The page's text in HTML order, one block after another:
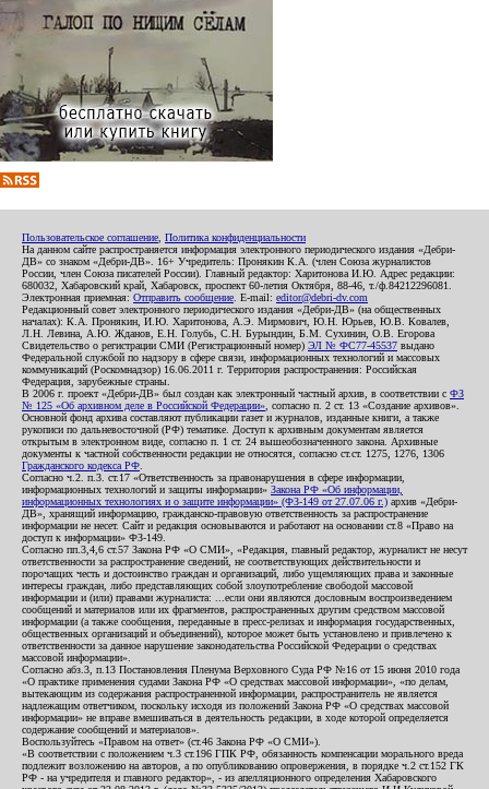
Пользовательское соглашение Политика конфиденциальности
На данном сайте распространяется информация электронного периодического издания «Дебри-
ДВ» со знаком «Дебри-ДВ». 16+ Учредитель: Пронякин К.А. (член Союза журналистов
России, член Союза писателей России). Главный редактор: Харитонова И.Ю. Адрес редакции:
680032, Хабаровский край, Хабаровск, проспект 60-летия Октября, 88-46, т./ф.84212296081.
Электронная приемная: Отправить сообщение . E-mail: editor@debri-dv.com
Редакционный совет электронного периодического издания «Дебри-ДВ» (на общественных
началах): К.А. Пронякин, И.Ю. Харитонова, А.Э. Мирмович, Ю.Н. Юрьев, Ю.В. Ковалев,
Л.Н. Левина, А.Ю. Жданов, Е.Н. Голубь, С.Н. Бурындин, Б.М. Сухинин, О.В. Егорова
Свидетельство о регистрации СМИ (Регистрационный номер) ЭЛ № ФС77-45537 выдано
Федеральной службой по надзору в сфере связи, информационных технологий и массовых
коммуникаций (Роскомнадзор) 16.06.2011 г. Территория распространения: Российская
Федерация, зарубежные страны.
В 2006 г. проект «Дебри-ДВ» был создан как электронный частный архив, в соответствии с ФЗ
№ 125 «Об архивном деле в Российской Федерации» , согласно п. 2 ст. 13 «Создание архивов».
Основной фонд архива составляют публикации газет и журналов, изданные книги, а также
рукописи по дальневосточной (РФ) тематике. Доступ к архивным документам является
открытым в электронном виде, согласно п. 1 ст. 24 вышеобозначенного закона. Архивные
документы к частной собственности редакции не относятся, согласно ст.ст. 1275, 1276, 1306
Гражданского кодекса РФ
Согласно ч.2. п.3. ст.17 «Ответственность за правонарушения в сфере информации,
информационных технологий и защиты информации» Закона РФ «Об информации,
информационных технологиях и о защите информации» (ФЗ-149 от 27.07.06 г.) архив «Дебри-
ДВ», хранящий информацию, гражданско-правовую ответственность за распространение
информации не несет. Сайт и редакция основываются и работают на основании ст.8 «Право на
доступ к информации» ФЗ-149.
Согласно пп.3,4,6 ст.57 Закона РФ «О СМИ», «Редакция, главный редактор, журналист не несут
ответственности за распространение сведений, не соответствующих действительности и
порочащих честь и достоинство граждан и организаций, либо ущемляющих права и законные
интересы граждан, либо представляющих собой злоупотребление свободой массовой
информации и (или) правами журналиста: ...если они являются дословным воспроизведением
сообщений и материалов или их фрагментов, распространенных другим средством массовой
информации (а также сообщения, переданные в пресс-релизах и информация государственных,
общественных организаций и объединений), которое может быть установлено и привлечено к
ответственности за данное нарушение законодательства Российской Федерации о средствах
массовой информации».
Согласно абз.3, п.13 Постановления Пленума Верховного Суда РФ №16 от 15 июня 2010 года
«О практике применения судами Закона РФ «О средствах массовой информации», «по делам,
вытекающим из содержания распространенной информации, распространитель не является
надлежащим ответчиком, поскольку исходя из положений Закона РФ «О средствах массовой
информации» не вправе вмешиваться в деятельность редакции, в ходе которой определяется
содержание сообщений и материалов».
Воспользуйтесь «Правом на ответ» (ст.46 Закона РФ «О СМИ»).
«В соответствии с положением ч.3 ст.196 ГПК РФ, обязанность компенсации морального вреда
подлежит возложению на авторов, а по опубликованию опровержения, в порядке ч.2 ст.152 ГК
РФ - на учредителя и главного редактор», - из апелляционного определения Хабаровского